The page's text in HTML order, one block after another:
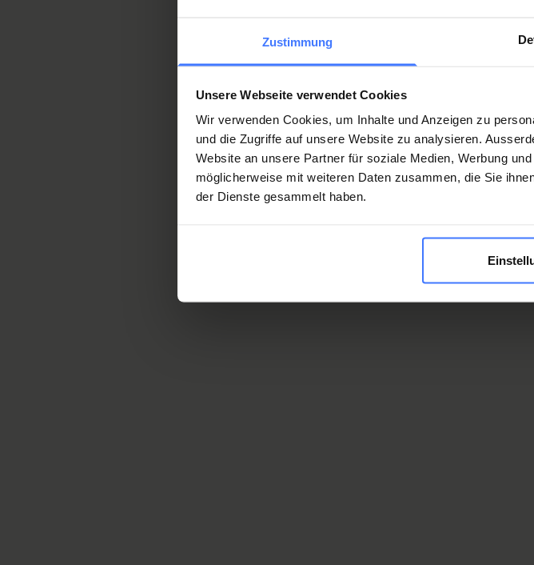
Zustimmung
Unsere Webseite verwendet Cookies
Wir verwenden Cookies, um Inhalte und Anzeigen zu
und die Zugriffe auf unsere Website zu analysieren.
Website an unsere Partner für soziale Medien, Werbung
möglicherweise mit weiteren Daten zusammen, die Sie
der Dienste gesammelt haben.